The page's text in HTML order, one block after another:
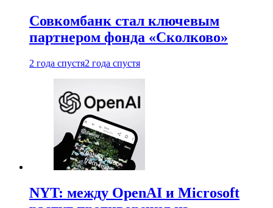
Совкомбанк стал ключевым
партнером фонда «Сколково»
2 года спустя2 года спустя
NYT: между OpenAI и Microsoft